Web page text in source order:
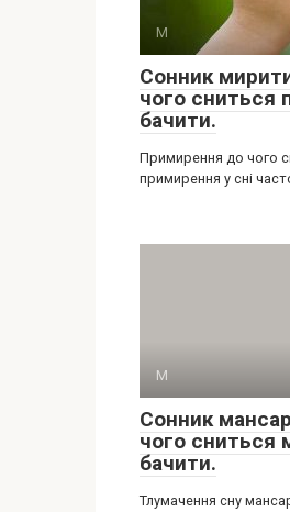
М
Сонник
чого сниться
бачити.
Примирення до чого
примирення у сні
М
Сонник
чого сниться
бачити.
Тлумачення сну